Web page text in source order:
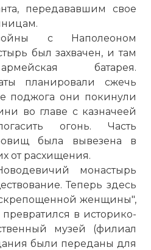
передававшим свое
с Наполеоном
был захвачен, и там
батарея.
планировали сжечь
поджога они покинули
во главе с казначеей
огонь. Часть
была вывезена в
от расхищения.
монастырь
Теперь здесь
женщины",
в историко-
музей (филиал
были переданы для